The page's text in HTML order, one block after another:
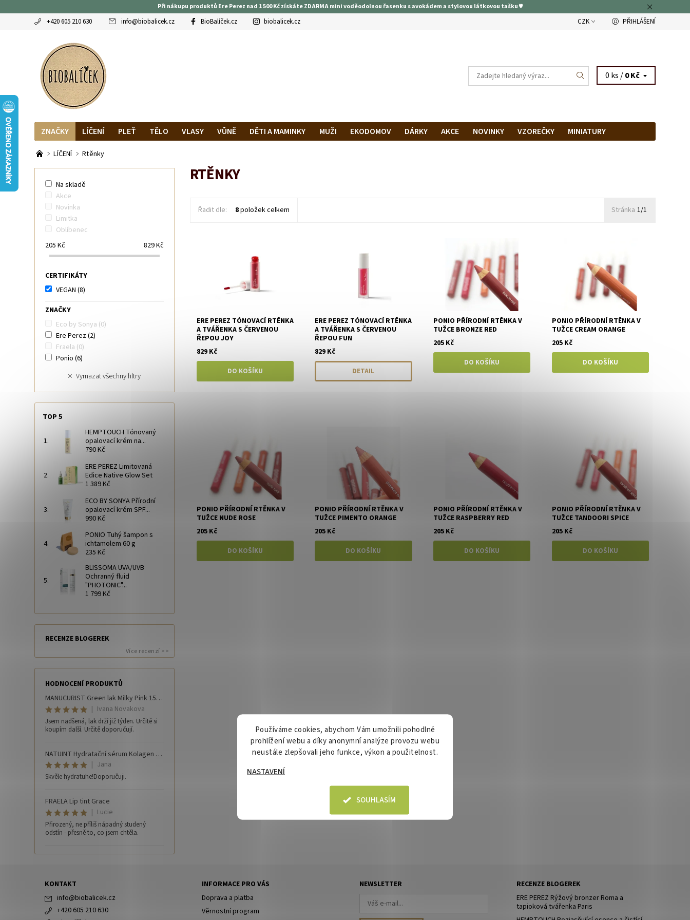
Při nákupu produktů Ere Perez nad 1 500 Kč získáte ZDARMA mini voděodolnou řasenku s avokádem a stylovou látkovou tašku ♥
+420 605 210 630 info@biobalicek.cz BioBalíček.cz biobalicek.cz CZK PŘIHLÁŠENÍ
0 ks /0 Kč
ZNAČKY LÍČENÍ PLEŤ TĚLO VLASY VŮNĚ DĚTI A MAMINKY MUŽI EKODOMOV DÁRKY AKCE NOVINKY VZOREČKY
MINIATURY
OBLÍBENCI
MAGAZÍN
LÍČENÍ Rtěnky
RTĚNKY
Řadit dle: 8položek celkem Stránka 1/1
ERE PEREZ TÓNOVACÍ RTĚNKA
A TVÁŘENKA S ČERVENOU
ŘEPOU JOY
829 Kč
ERE PEREZ TÓNOVACÍ RTĚNKA
A TVÁŘENKA S ČERVENOU
ŘEPOU FUN
829 Kč
DETAIL
PONIO PŘÍRODNÍ RTĚNKA V
TUŽCE BRONZE RED
205 Kč
PONIO PŘÍRODNÍ RTĚNKA V
TUŽCE CREAM ORANGE
205 Kč
PONIO PŘÍRODNÍ RTĚNKA V
TUŽCE NUDE ROSE
205 Kč
PONIO PŘÍRODNÍ RTĚNKA V
TUŽCE PIMENTO ORANGE
205 Kč
PONIO PŘÍRODNÍ RTĚNKA V
TUŽCE RASPBERRY RED
205 Kč
PONIO PŘÍRODNÍ RTĚNKA V
TUŽCE TANDOORI SPICE
205 Kč
Na skladě
Akce
Novinka
Limitka
Oblíbenec
205 Kč 829Kč
CERTIFIKÁTY
VEGAN (8)
ZNAČKY
Eco by Sonya (0)
Ere Perez(2)
Fraela (0)
Ponio (6)
Vymazat všechny filtry
TOP 5
HEMPTOUCH Tónovaný
opalovací krém na...
790 Kč
ERE PEREZ Limitovaná
Edice Native Glow Set
1 389 Kč
ECO BY SONYA Přírodní
opalovací krém SPF...
990 Kč
PONIO Tuhý šampon s
ichtamolem 60 g
235 Kč
BLISSOMA UVA/UVB
Ochranný fluid
"PHOTONIC"...
1 799 Kč
RECENZE BLOGEREK
Více recenzí >>
HODNOCENÍ PRODUKTŮ
MANUCURIST Green lak Milky Pink 15 ml
| Ivana Novakova
Jsem nadšená, lak drží již týden. Určitě si
koupím další. Určitě doporučují.
NATUINT Hydratační sérum Kolagen 30 ml
| Jana
Skvěle hydratuhe!Doporučuji.
FRAELA Lip tint Grace
| Lucie
Přirozený, ne příliš nápadný studený
odstín - přesně to, co jsem chtěla.
KONTAKT
info@biobalicek.cz
+420 605 210 630
INFORMACE PRO VÁS
Doprava a platba
Věrnostní program
NEWSLETTER
RECENZE BLOGEREK
ERE PEREZ Rýžový bronzer Roma a
tapioková tvářenka Paris
Používáme cookies, abychom Vám umožnili pohodlné
prohlížení webu a díky anonymní analýze provozu webu
neustále zlepšovali jeho funkce, výkon a použitelnost.
NASTAVENÍ
SOUHLASÍM